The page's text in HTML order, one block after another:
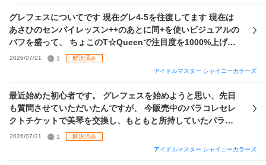
くなって申し訳ありません、よろしければお教えください。
宜しくお願いします！
をどのカードに使うべきか（通常はづきさんP・Sともに２枚
ずつ所持） の三点についてアドバイスいただきたいです。ス
トレイが好きなのでその辺りで組めるとありがたいですが、
残留・グレ6タッチを目指しています。 また、コミュ総選挙
のガシャのセレチケがあるので、トワコレめぐるorトワコレ
あります。 ぜひアドバイスよろしくお願いします。
グレフェスについてです 現在グレ4-5を往復してます 現在は
あさひのセンパイレッスン++のあとに同+を使いビジュアルの
バフを盛って、 ちょこのT☆Queenで注目度を1000%上げて
から凛世の思い出で全員まとめて帰らしにいくという作戦で
す 9割型運が絡んで全く安定しません グレ6タッチが現時点で
見直した方がいいのかと思ってます そこで、お伺いしたいの
は、誰をどのように使いどう言う動き方で行けばいいのか
です 使えるはずきさんは以下の通りです P-SSRはずきさん×2
は17個です ご回答、よろしくお願いします
2026/07/21 1
解決済み
アイドルマスター シャイニーカラーズ
最近始めた初心者です。 グレフェスを始めようと思い、先日
も質問させていただいたんですが、 今販売中のパラコレセレ
クトチケットで美琴を交換し、もともと所持していたパラコ
レにちかを軸にグレフェス編成を組んでみたいと思い改めて
質問させていただきます🙇‍♀️🙇‍♀️ SSRはずきさんはサポートプロ
2026/07/21 1
解決済み
アイドルマスター シャイニーカラーズ